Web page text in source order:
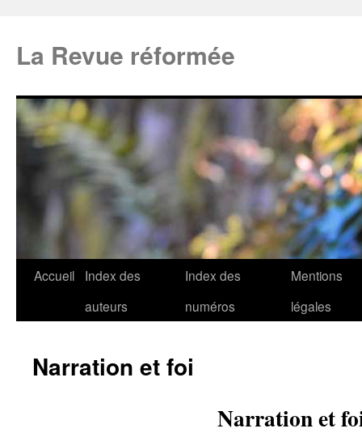
La Revue réformée
Accueil
Index des
auteurs
Index des
numéros
Mentions
légales
Narration et foi
Narration et